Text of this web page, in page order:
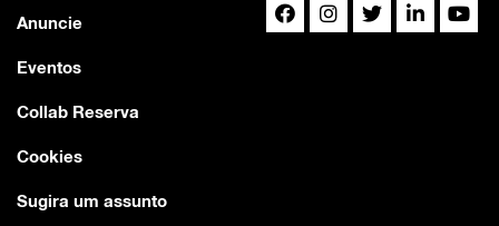
Anuncie
Eventos
Collab Reserva
Cookies
Sugira um assunto